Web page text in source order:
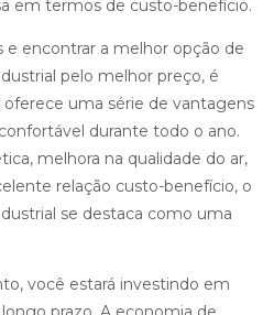
em termos de custo-benefício.
e encontrar a melhor opção de
pelo melhor preço, é
uma série de vantagens
durante todo o ano.
melhora na qualidade do ar,
relação custo-benefício, o
se destaca como uma
você estará investindo em